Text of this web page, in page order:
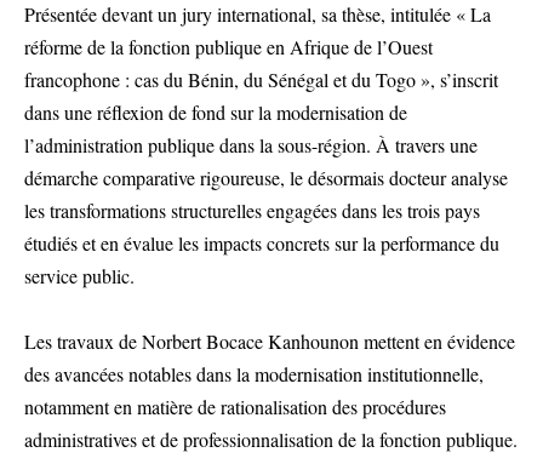
Présentée devant un jury international, sa thèse, intitulée « La
réforme de la fonction publique en Afrique de l’Ouest
francophone : cas du Bénin, du Sénégal et du Togo », s’inscrit
dans une réflexion de fond sur la modernisation de
l’administration publique dans la sous-région. À travers une
démarche comparative rigoureuse, le désormais docteur analyse
les transformations structurelles engagées dans les trois pays
étudiés et en évalue les impacts concrets sur la performance du
service public.
Les travaux de Norbert Bocace Kanhounon mettent en évidence
des avancées notables dans la modernisation institutionnelle,
notamment en matière de rationalisation des procédures
administratives et de professionnalisation de la fonction publique.